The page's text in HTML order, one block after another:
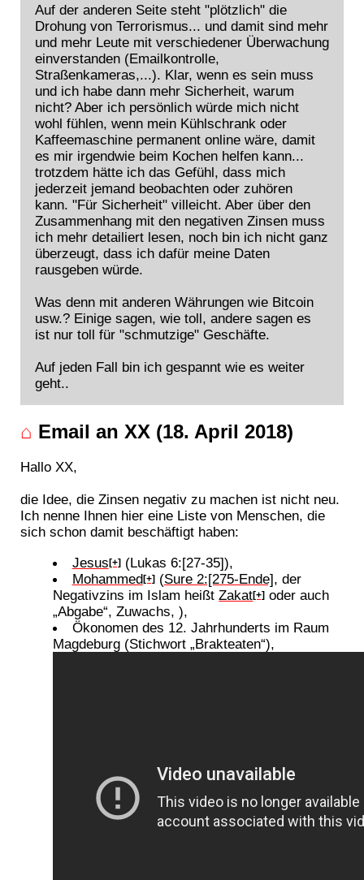
Auf der anderen Seite steht "plötzlich" die
Drohung von Terrorismus... und damit sind mehr
und mehr Leute mit verschiedener Überwachung
einverstanden (Emailkontrolle,
Straßenkameras,...). Klar, wenn es sein muss
und ich habe dann mehr Sicherheit, warum
nicht? Aber ich persönlich würde mich nicht
wohl fühlen, wenn mein Kühlschrank oder
Kaffeemaschine permanent online wäre, damit
es mir irgendwie beim Kochen helfen kann...
trotzdem hätte ich das Gefühl, dass mich
jederzeit jemand beobachten oder zuhören
kann. "Für Sicherheit" villeicht. Aber über den
Zusammenhang mit den negativen Zinsen muss
ich mehr detailiert lesen, noch bin ich nicht ganz
überzeugt, dass ich dafür meine Daten
rausgeben würde.
Was denn mit anderen Währungen wie Bitcoin
usw.? Einige sagen, wie toll, andere sagen es
ist nur toll für "schmutzige" Geschäfte.
Auf jeden Fall bin ich gespannt wie es weiter
geht..
⌂ Email an XX (18. April 2018)
Hallo XX,
die Idee, die Zinsen negativ zu machen ist nicht neu.
Ich nenne Ihnen hier eine Liste von Menschen, die
sich schon damit beschäftigt haben:
Jesus[+](Lukas 6:[27-35]),
Mohammed[+](Sure 2:[275-Ende], der
Negativzins im Islam heißtZakat[+] oder auch
„Abgabe“, Zuwachs, ),
Ökonomen des 12. Jahrhunderts im Raum
Magdeburg (Stichwort „Brakteaten“),